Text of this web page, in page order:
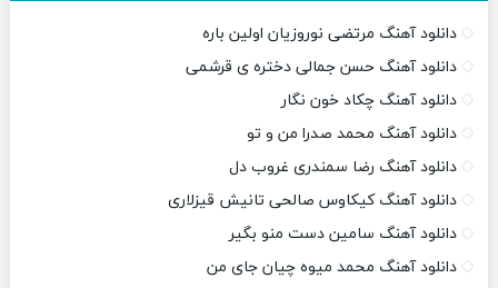
دانلود آهنگ مرتضی نوروزیان اولین باره
دانلود آهنگ حسن جمالی دختره ی قرشمی
دانلود آهنگ چکاد خون نگار
دانلود آهنگ محمد صدرا من و تو
دانلود آهنگ رضا سمندری غروب دل
دانلود آهنگ کیکاوس صالحی تانیش قیزلاری
دانلود آهنگ سامین دست منو بگیر
دانلود آهنگ محمد میوه چیان جای من